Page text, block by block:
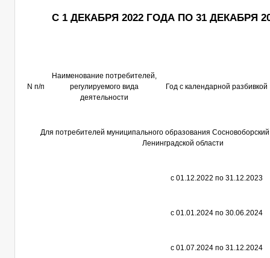
С 1 ДЕКАБРЯ 2022 ГОДА ПО 31 ДЕКАБРЯ
N п/п
Наименование потребителей,
регулируемого вида
деятельности
Год с календарной разбивкой
Для потребителей муниципального образования Сосновоборский
Ленинградской области
с 01.12.2022 по 31.12.2023
с 01.01.2024 по 30.06.2024
с 01.07.2024 по 31.12.2024